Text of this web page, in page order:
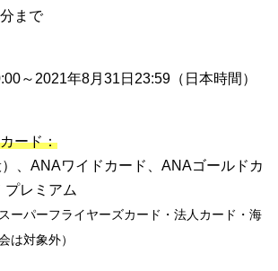
まで
～2021年8月31日23:59（日本時間）
ード：
、ANAワイドカード、ANAゴールドカ
プレミアム
ーパーフライヤーズカード・法人カード・海
は対象外）